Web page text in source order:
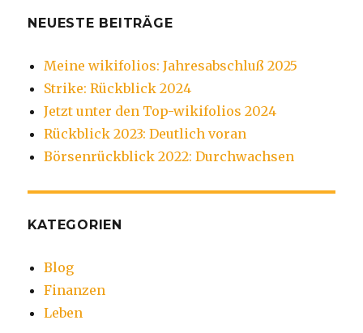
NEUESTE BEITRÄGE
Meine wikifolios: Jahresabschluß 2025
Strike: Rückblick 2024
Jetzt unter den Top-wikifolios 2024
Rückblick 2023: Deutlich voran
Börsenrückblick 2022: Durchwachsen
KATEGORIEN
Blog
Finanzen
Leben